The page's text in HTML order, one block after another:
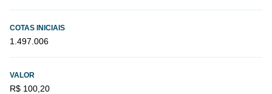
COTAS INICIAIS
1.497.006
VALOR
R$ 100,20